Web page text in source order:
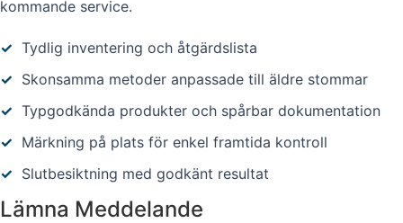
kommande service.
✓ Tydlig inventering och åtgärdslista
✓ Skonsamma metoder anpassade till äldre stommar
✓ Typgodkända produkter och spårbar dokumentation
✓ Märkning på plats för enkel framtida kontroll
✓ Slutbesiktning med godkänt resultat
Lämna Meddelande